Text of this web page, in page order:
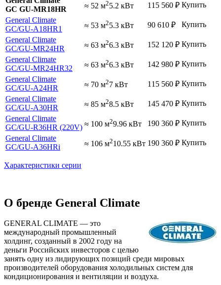
GC GU-MR18HR
≈ 52 м25.2 кВт 115 560 ₽ Купить
General Climate
GC/GU-A18HR1 ≈ 53 м25.3 кВт 90 610 ₽
Купить
General Climate
GC/GU-MR24HR ≈ 63 м26.3 кВт 152 120 ₽ Купить
General Climate
GC/GU-MR24HR32 ≈ 63 м26.3 кВт 142 980 ₽ Купить
General Climate
GC/GU-A24HR ≈ 70 м27 кВт 115 560 ₽ Купить
General Climate
GC/GU-A30HR ≈ 85 м28.5 кВт 145 470 ₽ Купить
General Climate
GC/GU-R36HR (220V) ≈ 100 м29.96 кВт 190 360 ₽ Купить
General Climate
GC/GU-A36HRi ≈ 106 м210.55 кВт 190 360 ₽ Купить
Характеристики серии
О бренде General Climate
GENERAL CLIMATE — это
международный промышленный
холдинг, созданный в 2002 году на
деньги Российских инвесторов с целью
занять одну из лидирующих позиций среди мировых
производителей оборудования холодильных систем для
кондиционирования и вентиляции и воздуха.